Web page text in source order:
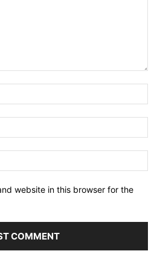
website in this browser for the